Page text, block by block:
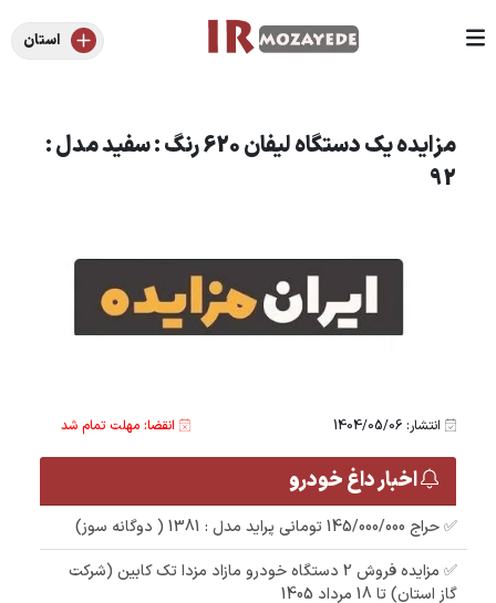
استان
مزایده یک دستگاه لیفان 620 رنگ : سفید مدل :
92
انتشار: 1404/05/06 انقضا: مهلت تمام شد
اخبار داغ خودرو
✅ حراج 145/000/000 تومانی پراید مدل : 1381 ( دوگانه سوز)
✅ مزایده فروش 2 دستگاه خودرو مازاد مزدا تک کابین (شرکت
گاز استان) تا 18 مرداد 1405